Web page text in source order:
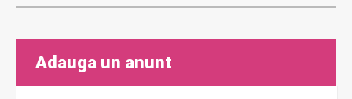
Adauga un anunt